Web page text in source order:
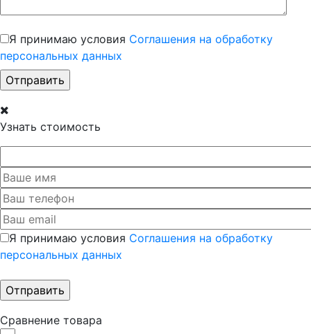
Я принимаю условия Соглашения на обработку
персональных данных
Узнать стоимость
Я принимаю условия Соглашения на обработку
персональных данных
Сравнение товара